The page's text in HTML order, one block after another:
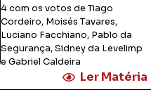
4 com os votos de Tiago
Cordeiro, Moisés Tavares,
Luciano Facchiano, Pablo da
Segurança, Sidney da Levelimp
e Gabriel Caldeira
Ler Matéria